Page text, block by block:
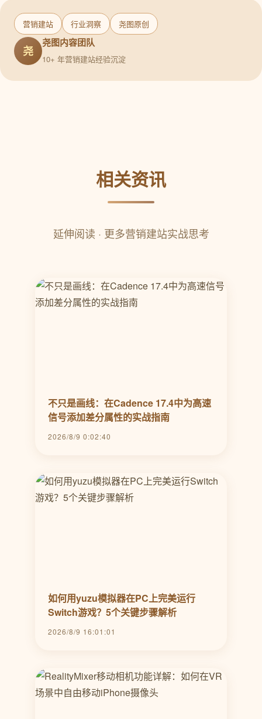
营销建站 行业洞察 尧图原创
尧
尧图内容团队
10+ 年营销建站经验沉淀
相关资讯
延伸阅读 · 更多营销建站实战思考
不只是画线：在Cadence 17.4中为高速
信号添加差分属性的实战指南
2026/8/9 0:02:40
如何用yuzu模拟器在PC上完美运行
Switch游戏？5个关键步骤解析
2026/8/9 16:01:01